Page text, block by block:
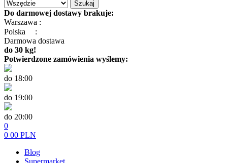
Szukaj
Do darmowej dostawy brakuje:
Warszawa :
Polska
:
Darmowa dostawa
do 30 kg!
Potwierdzone zamówienia wyślemy:
do 18:00
do 19:00
do 20:00
0
0 00 PLN
Blog